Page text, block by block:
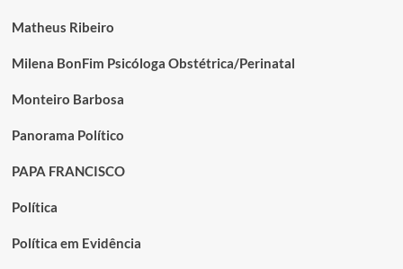
Matheus Ribeiro
Milena BonFim Psicóloga Obstétrica/Perinatal
Monteiro Barbosa
Panorama Político
PAPA FRANCISCO
Política
Política em Evidência